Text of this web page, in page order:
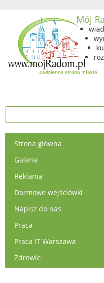
Mój
Strona główna
Galerie
Reklama
Darmowe wejściówki
Napisz do nas
Praca
Praca IT Warszawa
Zdrowie